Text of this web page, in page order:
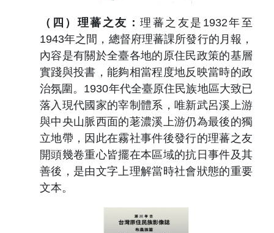
（四）理蕃之友：理蕃之友是 1932年至
1943年之間，總督府理蕃課所發行的月報，
內容是有關於全臺各地的原住民政策的基層
實踐與投書，能夠相當程度地反映當時的政
治氛圍。 1930年代全臺原住民族地區大致已
落入現代國家的宰制體系，唯新武呂溪上游
與中央山脈西面的荖濃溪上游仍為最後的獨
立地帶，因此在霧社事件後發行的理蕃之友
開頭幾卷重心皆擺在本區域的抗日事件及其
善後，是由文字上理解當時社會狀態的重要
文本。